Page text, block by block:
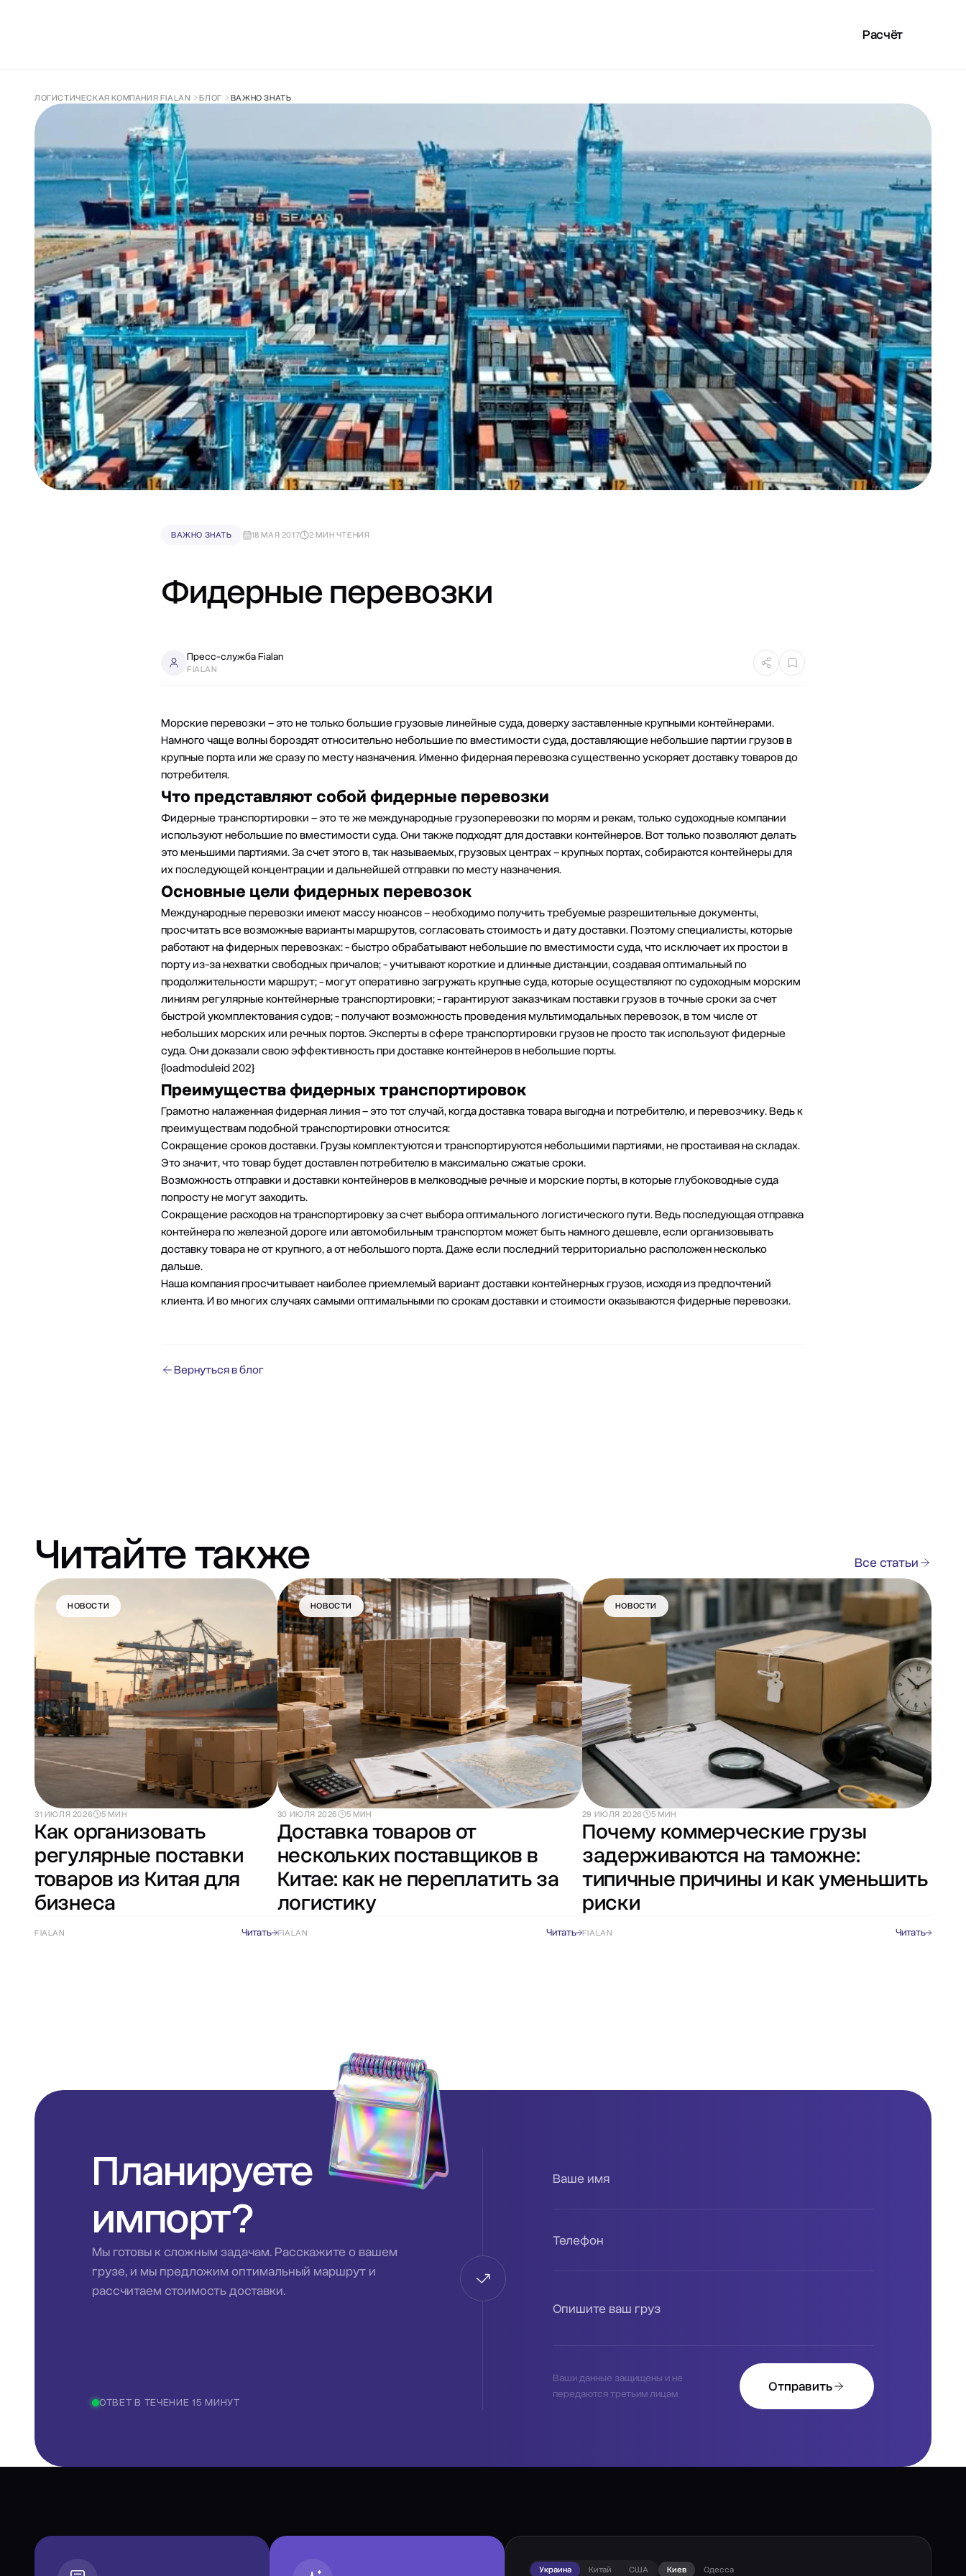
Расчёт
ЛОГИСТИЧЕСКАЯ КОМПАНИЯ FIALAN БЛОГ ВАЖНО ЗНАТЬ
ВАЖНО ЗНАТЬ 18 МАЯ 2017 2 МИН ЧТЕНИЯ
Фидерные перевозки
Пресс-служба Fialan
FIALAN
Морские перевозки – это не только большие грузовые линейные суда, доверху заставленные крупными контейнерами.
Намного чаще волны бороздят относительно небольшие по вместимости суда, доставляющие небольшие партии грузов в
крупные порта или же сразу по месту назначения. Именно фидерная перевозка существенно ускоряет доставку товаров до
потребителя.
Что представляют собой фидерные перевозки
Фидерные транспортировки – это те же международные грузоперевозки по морям и рекам, только судоходные компании
используют небольшие по вместимости суда. Они также подходят длядоставки контейнеров. Вот только позволяют делать
это меньшими партиями. За счет этого в, так называемых, грузовых центрах – крупных портах, собираются контейнеры для
их последующей концентрации и дальнейшей отправки по месту назначения.
Основные цели фидерных перевозок
Международные перевозки имеют массу нюансов – необходимо получить требуемые разрешительные документы,
просчитать все возможные варианты маршрутов, согласовать стоимость и дату доставки.Поэтому специалисты, которые
работают на фидерных перевозках:- быстро обрабатывают небольшие по вместимости суда, что исключает их простои в
порту из-за нехватки свободных причалов;- учитывают короткие и длинные дистанции, создавая оптимальный по
продолжительности маршрут;- могут оперативно загружать крупные суда, которые осуществляют по судоходным морским
линиям регулярные контейнерные транспортировки;- гарантируют заказчикам поставки грузов в точные сроки за счет
быстрой укомплектования судов;- получают возможность проведениямультимодальных перевозок, в том числе от
небольших морских или речных портов.Эксперты в сфере транспортировки грузов не просто так используют фидерные
суда. Они доказали свою эффективность при доставке контейнеров в небольшие порты.
{loadmoduleid 202}
Преимущества фидерных транспортировок
Грамотно налаженная фидерная линия – это тот случай, когда доставка товара выгодна и потребителю, и перевозчику. Ведь к
преимуществам подобной транспортировки относится:
Сокращение сроков доставки. Грузы комплектуются и транспортируются небольшими партиями, не простаивая на складах.
Это значит, что товар будет доставлен потребителю в максимально сжатые сроки.
Возможность отправки и доставки контейнеров в мелководные речные и морские порты, в которые глубоководные суда
попросту не могут заходить.
Сокращение расходов на транспортировку за счет выбора оптимального логистического пути. Ведь последующая отправка
контейнера по железной дороге или автомобильным транспортом может быть намного дешевле, если организовывать
доставку товара не от крупного, а от небольшого порта. Даже если последний территориально расположен несколько
дальше.
Наша компания просчитывает наиболее приемлемый вариант доставки контейнерных грузов, исходя из предпочтений
клиента. И во многих случаях самыми оптимальными по срокам доставки и стоимости оказываются фидерные перевозки.
Вернуться в блог
Читайте также Все статьи
НОВОСТИ
31 ИЮЛЯ 2026 5 МИН
Как организовать
регулярные поставки
товаров из Китая для
бизнеса
FIALAN Читать
НОВОСТИ
30 ИЮЛЯ 2026 5 МИН
Доставка товаров от
нескольких поставщиков в
Китае: как не переплатить за
логистику
FIALAN Читать
НОВОСТИ
29 ИЮЛЯ 2026 5 МИН
Почему коммерческие грузы
задерживаются на таможне:
типичные причины и как уменьшить
риски
FIALAN Читать
Планируете
импорт?
Мы готовы к сложным задачам. Расскажите о вашем
грузе, и мы предложим оптимальный маршрут и
рассчитаем стоимость доставки.
ОТВЕТ В ТЕЧЕНИЕ 15 МИНУТ
Ваше имя
Телефон
Опишите ваш груз
Ваши данные защищены и не
передаются третьим лицам
Отправить
Украина Китай США Киев Одесса